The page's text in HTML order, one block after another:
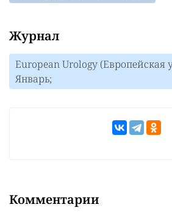
Журнал
European Urology (Европейская
Январь;
Комментарии